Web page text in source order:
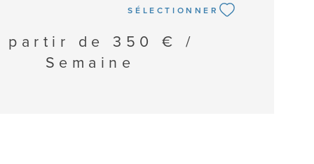
lave-vaisselle, micro-ondes). Séjour
TV et table basse donnant accès à
vue sur la mer. Une chambre avec lit en 140,
et climatisation. Une salle d’eau avec
SÉLECTIONNER
partir de
350 € /
Semaine